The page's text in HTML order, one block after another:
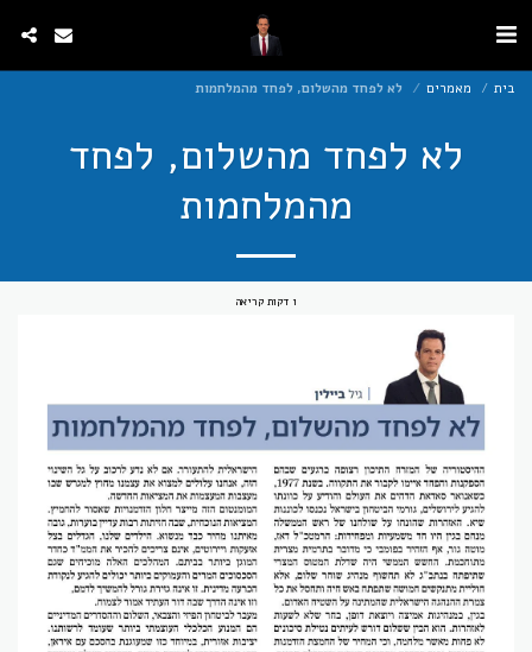
בית מאמרים לא לפחד מהשלום, לפחד מהמלחמות
לא לפחד מהשלום, לפחד
מהמלחמות
1 דקות קריאה